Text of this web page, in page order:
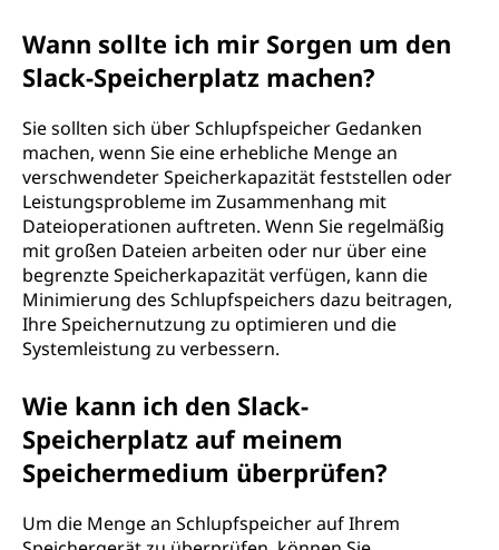
Wann sollte ich mir Sorgen um den
Slack-Speicherplatz machen?
Sie sollten sich über Schlupfspeicher Gedanken
machen, wenn Sie eine erhebliche Menge an
verschwendeter Speicherkapazität feststellen oder
Leistungsprobleme im Zusammenhang mit
Dateioperationen auftreten. Wenn Sie regelmäßig
mit großen Dateien arbeiten oder nur über eine
begrenzte Speicherkapazität verfügen, kann die
Minimierung des Schlupfspeichers dazu beitragen,
Ihre Speichernutzung zu optimieren und die
Systemleistung zu verbessern.
Wie kann ich den Slack-
Speicherplatz auf meinem
Speichermedium überprüfen?
Um die Menge an Schlupfspeicher auf Ihrem